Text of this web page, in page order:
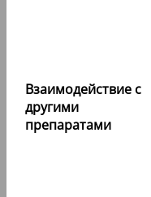
Взаимодействие с
другими
препаратами